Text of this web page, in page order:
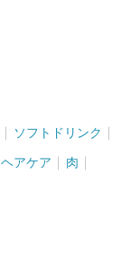
ソフトドリンク
ヘアケア 肉